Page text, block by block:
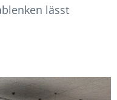
lässt